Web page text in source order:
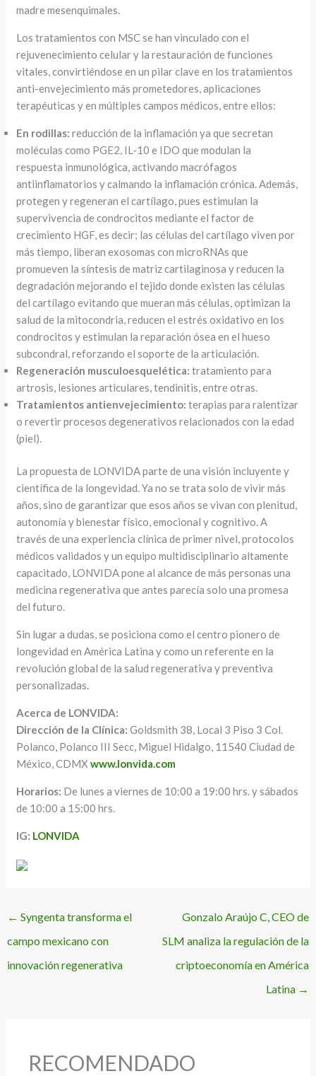
madre mesenquimales.
Los tratamientos con MSC se han vinculado con el
rejuvenecimiento celular y la restauración de funciones
vitales, convirtiéndose en un pilar clave en los tratamientos
anti-envejecimiento más prometedores, aplicaciones
terapéuticas y en múltiples campos médicos, entre ellos:
En rodillas: reducción de la inflamación ya que secretan
moléculas como PGE2, IL‑10 e IDO que modulan la
respuesta inmunológica, activando macrófagos
antiinflamatorios y calmando la inflamación crónica. Además,
protegen y regeneran el cartílago, pues estimulan la
supervivencia de condrocitos mediante el factor de
crecimiento HGF, es decir; las células del cartílago viven por
más tiempo, liberan exosomas con microRNAs que
promueven la síntesis de matriz cartilaginosa y reducen la
degradación mejorando el tejido donde existen las células
del cartílago evitando que mueran más células, optimizan la
salud de la mitocondria, reducen el estrés oxidativo en los
condrocitos y estimulan la reparación ósea en el hueso
subcondral, reforzando el soporte de la articulación.
Regeneración musculoesquelética: tratamiento para
artrosis, lesiones articulares, tendinitis, entre otras.
Tratamientos antienvejecimiento: terapias para ralentizar
o revertir procesos degenerativos relacionados con la edad
(piel).
La propuesta de LONVIDA parte de una visión incluyente y
científica de la longevidad. Ya no se trata solo de vivir más
años, sino de garantizar que esos años se vivan con plenitud,
autonomía y bienestar físico, emocional y cognitivo. A
través de una experiencia clínica de primer nivel, protocolos
médicos validados y un equipo multidisciplinario altamente
capacitado, LONVIDA pone al alcance de más personas una
medicina regenerativa que antes parecía solo una promesa
del futuro.
Sin lugar a dudas, se posiciona como el centro pionero de
longevidad en América Latina y como un referente en la
revolución global de la salud regenerativa y preventiva
personalizadas.
Acerca de LONVIDA:
Dirección de la Clínica:Goldsmith 38, Local 3 Piso 3 Col.
Polanco, Polanco III Secc, Miguel Hidalgo, 11540 Ciudad de
México, CDMXwww.lonvida.com
Horarios: De lunes a viernes de 10:00 a 19:00 hrs. y sábados
de 10:00 a 15:00 hrs.
IG: LONVIDA
← Syngenta transforma el
campo mexicano con
innovación regenerativa
Gonzalo Araújo C, CEO de
SLM analiza la regulación de la
criptoeconomía en América
Latina →
RECOMENDADO